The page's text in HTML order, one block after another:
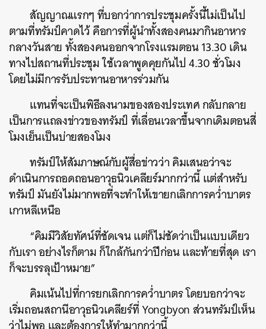
สัญญาณแรกๆ ที่บอกว่าการประชุมครั้งนี้ไม่เป็นไป
ตามที่ทรัมป์คาดไว้ คือการที่ผู้นำทั้งสองคนมากินอาหาร
กลางวันสาย ทั้งสองคนออกจากโรงแรมตอน 13.30 เดิน
ทางไปสถานที่ประชุม ใช้เวลาพูดคุยกันไป 4.30 ชั่วโมง
โดยไม่มีการรับประทานอาหารร่วมกัน
แทนที่จะเป็นพิธีลงนามของสองประเทศ กลับกลาย
เป็นการแถลงข่าวของทรัมป์ ที่เลื่อนเวลาขึ้นจากเดิมตอนสี่
โมงเย็นเป็นบ่ายสองโมง
ทรัมป์ให้สัมภาษณ์กับผู้สื่อข่าวว่า คิมเสนอว่าจะ
ดำเนินการถอดถอนอาวุธนิวเคลียร์มากกว่านี้ แต่สำหรับ
ทรัมป์ มันยังไม่มากพอที่จะทำให้เขายกเลิกการคว่ำบาตร
เกาหลีเหนือ
“คิมมีวิสัยทัศน์ที่ชัดเจน แต่ก็ไม่ชัดว่าเป็นแบบเดียว
กับเรา อย่างไรก็ตาม ก็ใกล้กันกว่าปีก่อน และท้ายที่สุด เรา
ก็จะบรรลุเป้าหมาย”
คิมเน้นไปที่การยกเลิกการคว่ำบาตร โดยบอกว่าจะ
เริ่มถอนสถานีอาวุธนิวเคลียร์ที่ Yongbyon ส่วนทรัมป์เห็น